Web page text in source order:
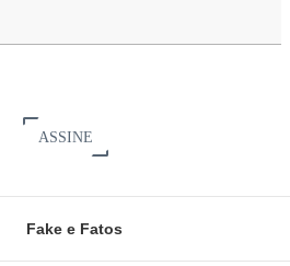
ASSINE
Fake e Fatos